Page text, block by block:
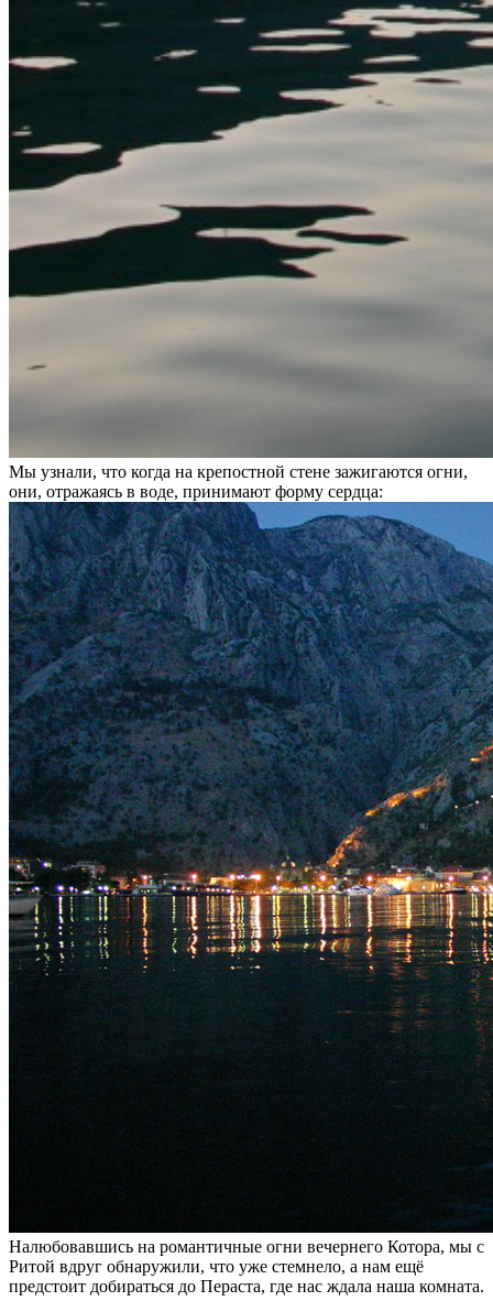
Мы узнали, что когда на крепостной стене зажигаются огни,
они, отражаясь в воде, принимают форму сердца:
Налюбовавшись на романтичные огни вечернего Котора, мы с
Ритой вдруг обнаружили, что уже стемнело, а нам ещё
предстоит добираться до Пераста, где нас ждала наша комната.